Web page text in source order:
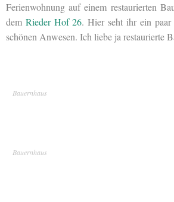
Ferienwohnung auf einem restaurierten
dem Rieder Hof 26. Hier seht ihr ein paar
schönen Anwesen. Ich liebe ja restaurierte
Bauernhaus
Bauernhaus